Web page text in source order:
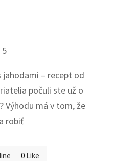
5
– recept od
počuli ste už o
Výhodu má v tom, že
robiť
0 Like